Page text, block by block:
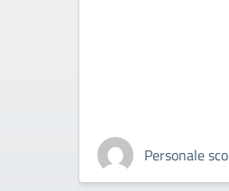
Personale